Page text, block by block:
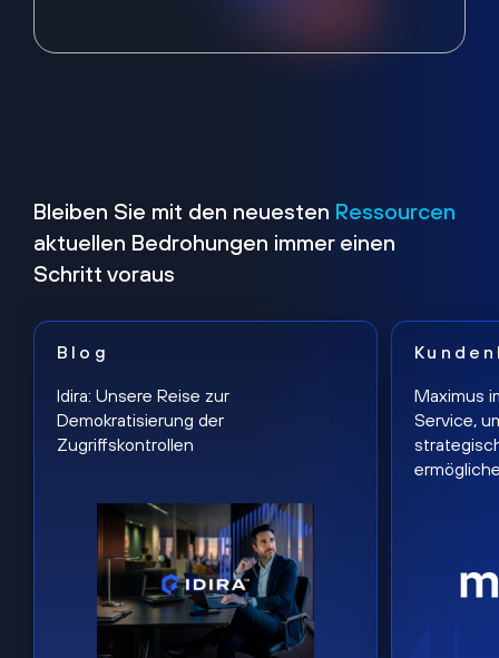
Bleiben Sie mit den neuesten Ressourcen
aktuellen Bedrohungen immer einen
Schritt voraus
Blog
Idira: Unsere Reise zur
Demokratisierung der
Zugriffskontrollen
Maximus
Service,